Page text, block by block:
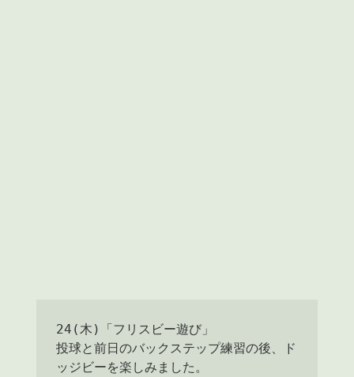
24(木)「フリスビー遊び」
投球と前日のバックステップ練習の後、ド
ッジビーを楽しみました。